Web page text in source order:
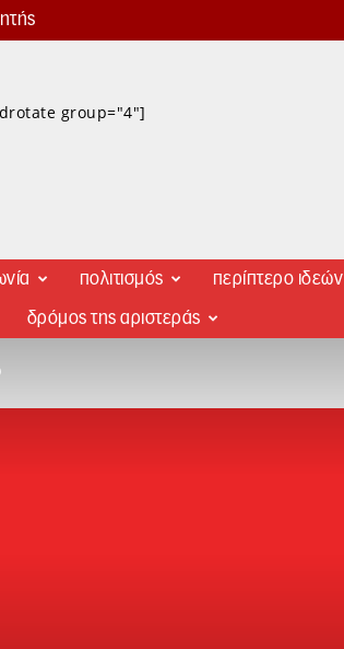
group="4"]
πολιτισμός περίπτερο ιδεών
δρόμος της αριστεράς